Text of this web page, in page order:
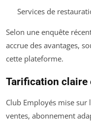
Services de
Selon une enquête
accrue des avantages,
cette plateforme.
Tarification claire
Club Employés mise
ventes, abonnement